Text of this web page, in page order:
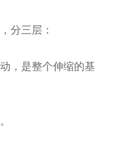
分三层：
，是整个伸缩的基